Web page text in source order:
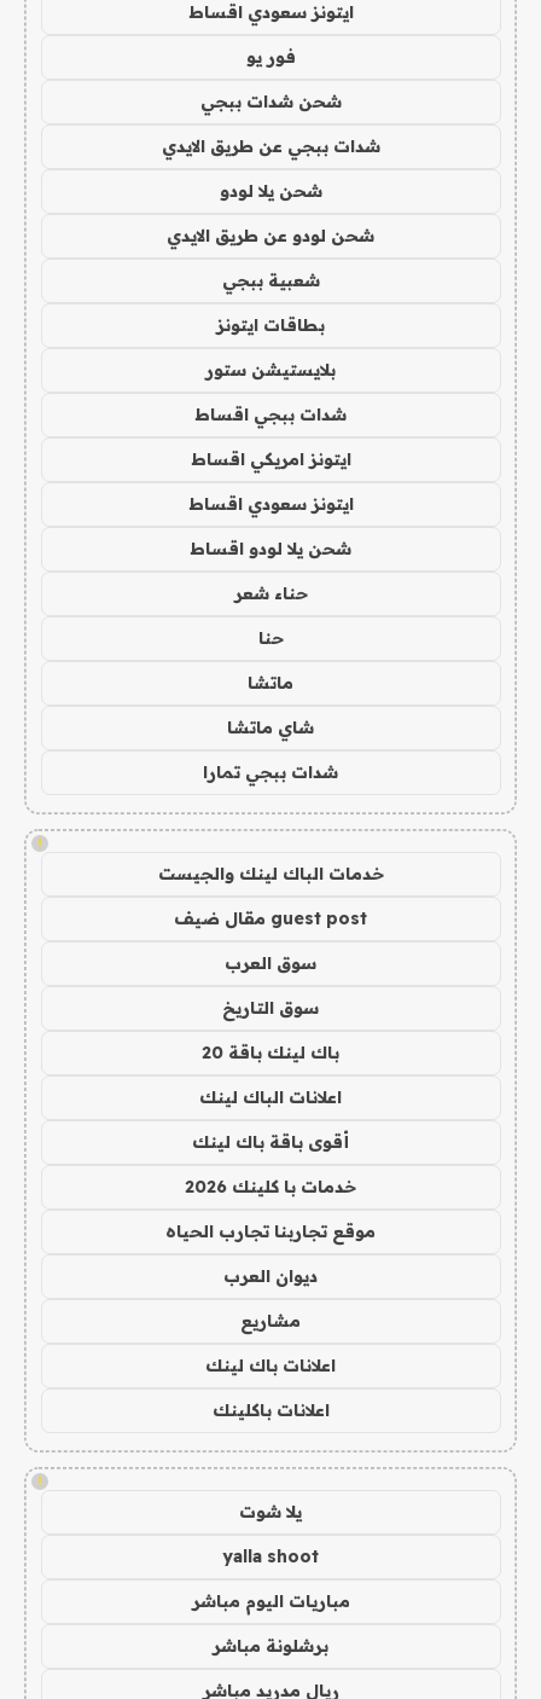
ايتونز سعودي اقساط
فور يو
شحن شدات ببجي
شدات ببجي عن طريق الايدي
شحن يلا لودو
شحن لودو عن طريق الايدي
شعبية ببجي
بطاقات ايتونز
بلايستيشن ستور
شدات ببجي اقساط
ايتونز امريكي اقساط
ايتونز سعودي اقساط
شحن يلا لودو اقساط
حناء شعر
حنا
ماتشا
شاي ماتشا
شدات ببجي تمارا
!
خدمات الباك لينك والجيست
guest post مقال ضيف
سوق العرب
سوق التاريخ
باك لينك باقة 20
اعلانات الباك لينك
أقوى باقة باك لينك
خدمات با كلينك 2026
موقع تجاربنا تجارب الحياه
ديوان العرب
مشاريع
اعلانات باك لينك
اعلانات باكلينك
!
يلا شوت
yalla shoot
مباريات اليوم مباشر
برشلونة مباشر
ريال مدريد مباشر